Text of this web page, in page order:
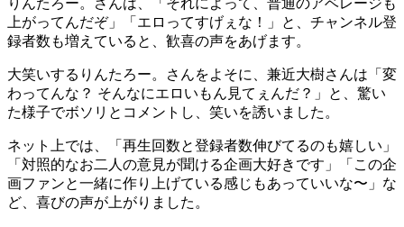
上がってんだぞ」「エロってすげぇな！」と、チャンネル登
録者数も増えていると、歓喜の声をあげます。
大笑いするりんたろー。さんをよそに、兼近大樹さんは「変
わってんな？ そんなにエロいもん見てぇんだ？」と、驚い
た様子でボソリとコメントし、笑いを誘いました。
ネット上では、「再生回数と登録者数伸びてるのも嬉しい」
「対照的なお二人の意見が聞ける企画大好きです」「この企
画ファンと一緒に作り上げている感じもあっていいな〜」な
ど、喜びの声が上がりました。